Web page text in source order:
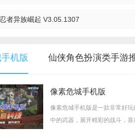
者异族崛起 V3.05.1307
机版 仙侠角色扮演类手游
像素危城手机版
像素危城手机版是一款非常好
中的武器，展开精彩的战斗，